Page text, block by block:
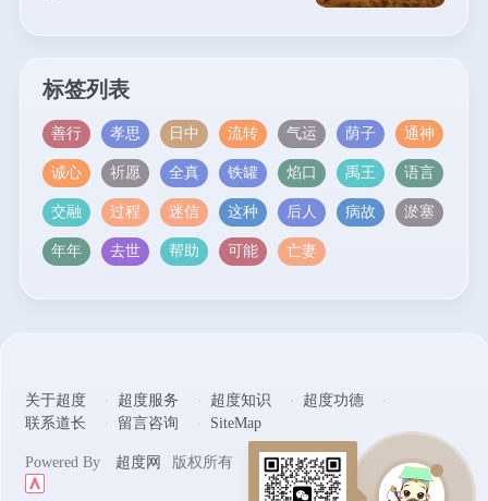
标签列表
善行 孝思 日中 流转 气运 荫子 通神
诚心 祈愿 全真 铁罐 焰口 禹王 语言
交融 过程 迷信 这种 后人 病故 淤塞
年年 去世 帮助 可能 亡妻
关于超度 超度服务 超度知识
超度功德
联系道长
留言咨询 SiteMap
Powered By 超度网 版权所有